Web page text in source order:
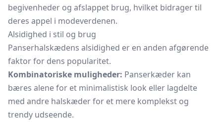
begivenheder og afslappet brug, hvilket bidrager til
deres appel i modeverdenen.
Alsidighed i stil og brug
Panserhalskædens alsidighed er en anden afgørende
faktor for dens popularitet.
Kombinatoriske muligheder: Panserkæder kan
bæres alene for et minimalistisk look eller lagdelte
med andre halskæder for et mere komplekst og
trendy udseende.